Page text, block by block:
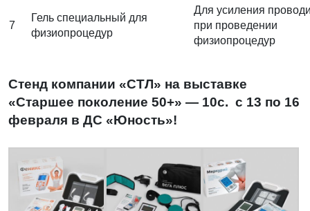
7
Гель специальный для
физиопроцедур
Для усиления
при проведении
физиопроцедур
Стенд компании «СТЛ» на выставке
«Старшее поколение 50+» — 10с. с 13 по 16
февраля в ДС «Юность»!